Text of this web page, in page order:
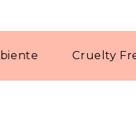
Cruelty Free